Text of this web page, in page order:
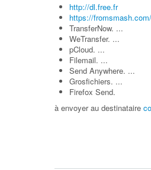
http://dl.free.fr
https://fromsmash.com/
TransferNow. ...
WeTransfer. ...
pCloud. ...
Filemail. ...
Send Anywhere. ...
Grosfichiers. ...
Firefox Send.
à envoyer au destinataire